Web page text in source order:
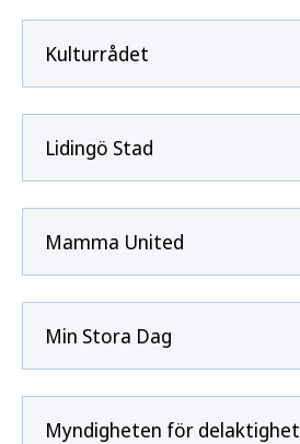
Kulturrådet
Lidingö Stad
Mamma United
Min Stora Dag
Myndigheten för delaktighet